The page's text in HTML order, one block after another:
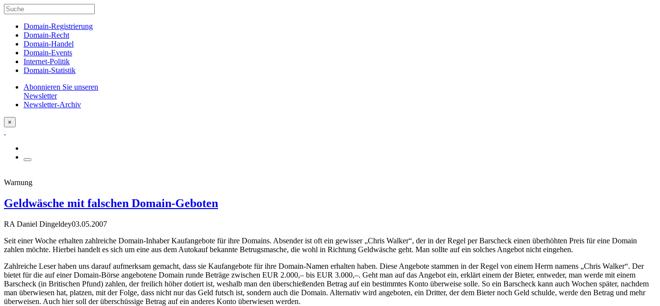
Domain-Registrierung
Domain-Recht
Domain-Handel
Domain-Events
Internet-Politik
Domain-Statistik
Abonnieren Sie unseren
Newsletter
Newsletter-Archiv
×
Warnung
Geldwäsche mit falschen Domain-Geboten
RA Daniel Dingeldey03.05.2007
Seit einer Woche erhalten zahlreiche Domain-Inhaber Kaufangebote für ihre Domains. Absender ist oft ein gewisser „Chris Walker“, der in der Regel per Barscheck einen überhöhten Preis für eine Domain
zahlen möchte. Hierbei handelt es sich um eine aus dem Autokauf bekannte Betrugsmasche, die wohl in Richtung Geldwäsche geht. Man sollte auf ein solches Angebot nicht eingehen.
Zahlreiche Leser haben uns darauf aufmerksam gemacht, dass sie Kaufangebote für ihre Domain-Namen erhalten haben. Diese Angebote stammen in der Regel von einem Herrn namens „Chris Walker“. Der
bietet für die auf einer Domain-Börse angebotene Domain runde Beträge zwischen EUR 2.000,– bis EUR 3.000,–. Geht man auf das Angebot ein, erklärt einem der Bieter, entweder, man werde mit einem
Barscheck (in Britischen Pfund) zahlen, der freilich höher dotiert ist, weshalb man den überschießenden Betrag auf ein bestimmtes Konto überweise solle. So ein Barscheck kann auch Wochen später, nachdem
man überwiesen hat, platzen, mit der Folge, dass nicht nur das Geld futsch ist, sondern auch die Domain. Alternativ wird angeboten, ein Dritter, der dem Bieter noch Geld schulde, werde den Betrag und mehr
überweisen. Auch hier soll der überschüssige Betrag auf ein anderes Konto überwiesen werden.